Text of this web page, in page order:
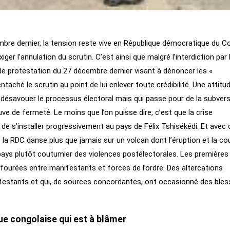
dernier, la tension reste vive en République démocratique du
l’annulation du scrutin. C’est ainsi que malgré l’interdiction par
protestation du 27 décembre dernier visant à dénoncer les «
le scrutin au point de lui enlever toute crédibilité. Une
le processus électoral mais qui passe pour de la
de fermeté. Le moins que l’on puisse dire, c’est que la crise
s’installer progressivement au pays de Félix Tshisékédi. Et avec
RDC danse plus que jamais sur un volcan dont l’éruption et la
plutôt coutumier des violences postélectorales. Les premières
entre manifestants et forces de l’ordre. Des altercations
et qui, de sources concordantes, ont occasionné des
congolaise qui est à blâmer